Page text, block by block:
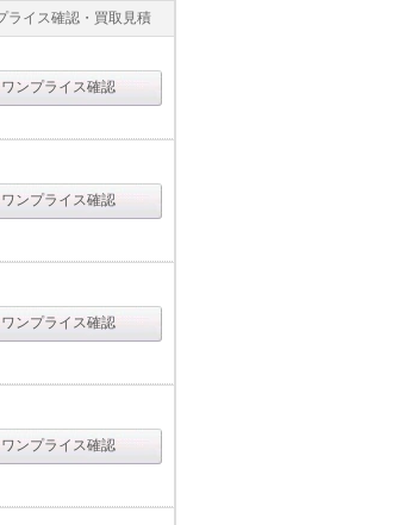
ライス確認・買取見積
ワンプライス確認
ワンプライス確認
ワンプライス確認
ワンプライス確認